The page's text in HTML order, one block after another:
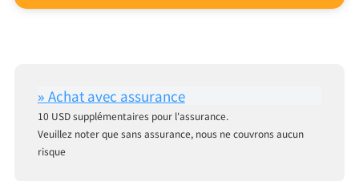
10 USD supplémentaires pour l'assurance.
Veuillez noter que sans assurance, nous ne couvrons aucun
risque